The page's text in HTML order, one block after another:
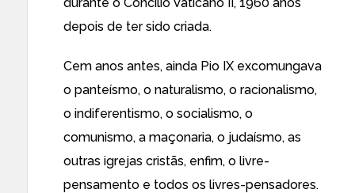
depois de ter sido criada.
Cem anos antes, ainda Pio IX excomungava
o panteísmo, o naturalismo, o racionalismo,
o indiferentismo, o socialismo, o
comunismo, a maçonaria, o judaísmo, as
outras igrejas cristãs, enfim, o livre-
pensamento e todos os livres-pensadores.